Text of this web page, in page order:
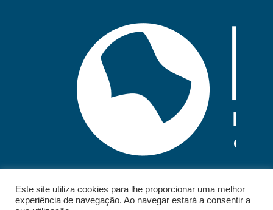
Este site utiliza cookies para lhe proporcionar uma melhor
experiência de navegação. Ao navegar estará a consentir a